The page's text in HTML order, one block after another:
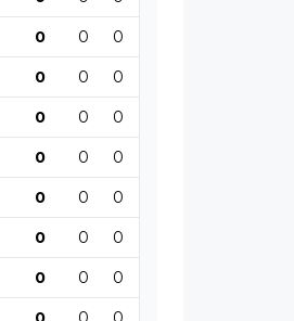
0 0 0
0 0 0
0 0 0
0 0 0
0 0 0
0 0 0
0 0 0